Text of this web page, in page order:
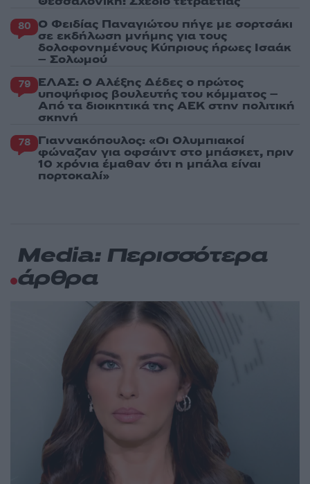
80 Ο Φειδίας Παναγιώτου πήγε με σορτσάκι
σε εκδήλωση μνήμης για τους
δολοφονημένους Κύπριους ήρωες Ισαάκ
– Σολωμού
79 ΕΛΑΣ: Ο Αλέξης Δέδες ο πρώτος
υποψήφιος βουλευτής του κόμματος –
Από τα διοικητικά της ΑΕΚ στην πολιτική
σκηνή
78 Γιαννακόπουλος: «Οι Ολυμπιακοί
φώναζαν για οφσάιντ στο μπάσκετ, πριν
10 χρόνια έμαθαν ότι η μπάλα είναι
πορτοκαλί»
Media: Περισσότερα
άρθρα